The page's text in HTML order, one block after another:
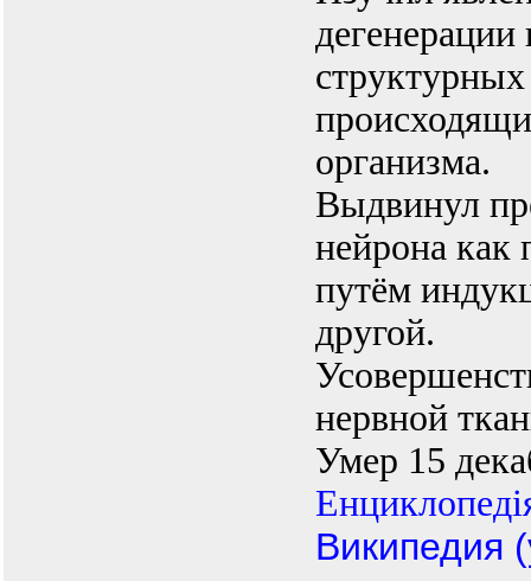
дегенерации
организма.
Выдвинул
нейрона как
путём
другой.
нервной
Умер 15
Википедия